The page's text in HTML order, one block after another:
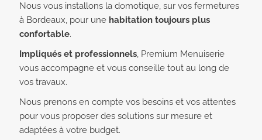
Nous vous installons la domotique, sur vos fermetures
à Bordeaux, pour une habitation toujours plus
confortable.
Impliqués et professionnels, Premium Menuiserie
vous accompagne et vous conseille tout au long de
vos travaux.
Nous prenons en compte vos besoins et vos attentes
pour vous proposer des solutions sur mesure et
adaptées à votre budget.